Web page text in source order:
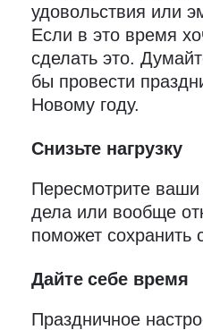
удовольствия или
Если в это время
сделать это.
бы провести
Новому году.
Снизьте нагрузку
Пересмотрите
дела или вообще
поможет сохранить
Дайте себе время
Праздничное